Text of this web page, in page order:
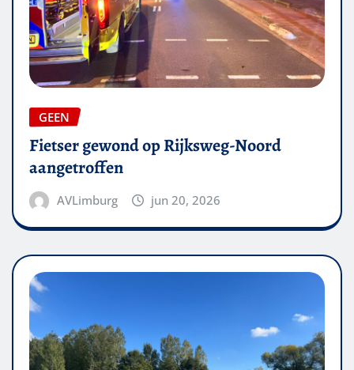
GEEN
Fietser gewond op Rijksweg-Noord
aangetroffen
AVLimburg jun 20, 2026